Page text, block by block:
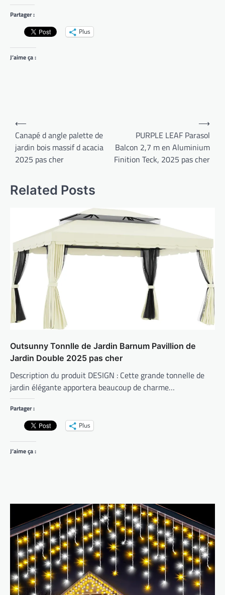
Partager :
Plus
J’aime ça :
Navigation
de
l’article
⟵
Canapé d angle palette de
jardin bois massif d acacia
2025 pas cher
PURPLE LEAF Parasol
Balcon 2,7 m en Aluminium
Finition Teck, 2025 pas cher
⟶
Related Posts
Outsunny Tonnlle de Jardin Barnum Pavillion de
Jardin Double 2025 pas cher
Description du produit DESIGN : Cette grande tonnelle de
jardin élégante apportera beaucoup de charme…
Partager :
Plus
J’aime ça :